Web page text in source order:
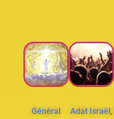
Général
Adat Israël,